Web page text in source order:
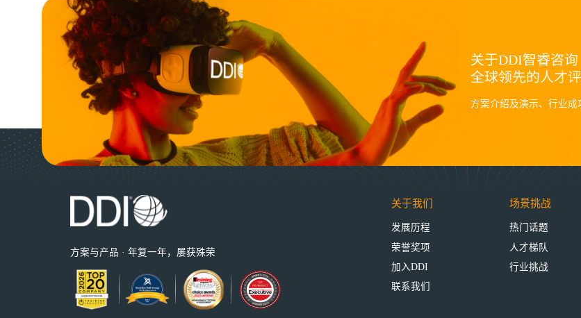
关于DDI智睿咨询
全球领先的人才
方案介绍及演示、行业
方案与产品 · 年复一年，屡获殊荣
关于我们
发展历程
荣誉奖项
加入DDI
联系我们
场景挑战
热门话题
人才梯队
行业挑战